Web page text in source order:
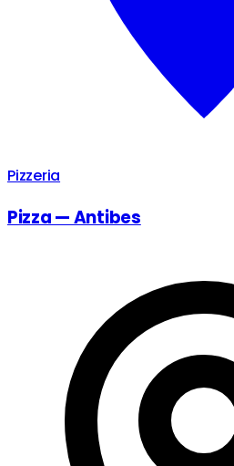
Pizzeria
Pizza — Antibes